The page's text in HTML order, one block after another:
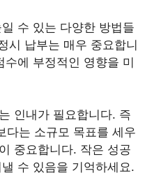
수 있는 다양한 방법들
시 납부는 매우 중요합니
에 부정적인 영향을 미
인내가 필요합니다. 즉
다는 소규모 목표를 세우
중요합니다. 작은 성공
수 있음을 기억하세요.